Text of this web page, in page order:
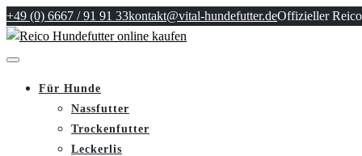
+49 (0) 6667 / 91 91 33kontakt@vital-hundefutter.deOffizieller
Für Hunde
Nassfutter
Trockenfutter
Leckerlis